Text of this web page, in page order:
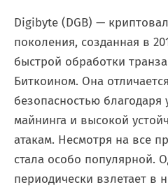
Digibyte (DGB) —
поколения, созданная в
быстрой обработки
Биткоином. Она
безопасностью благодаря
майнинга и высокой
атакам. Несмотря на все
стала особо популярной.
периодически взлетает в